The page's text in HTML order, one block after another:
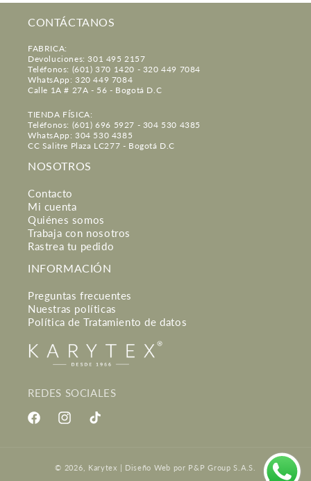
CONTÁCTANOS
FABRICA:
Devoluciones: 301 495 2157
Teléfonos: (601) 370 1420 - 320 449 7084
WhatsApp: 320 449 7084
Calle 1A # 27A - 56 - Bogotá D.C
TIENDA FÍSICA:
Teléfonos: (601) 696 5927 - 304 530 4385
WhatsApp: 304 530 4385
CC Salitre Plaza LC277 - Bogotá D.C
NOSOTROS
Contacto
Mi cuenta
Quiénes somos
Trabaja con nosotros
Rastrea tu pedido
INFORMACIÓN
Preguntas frecuentes
Nuestras políticas
Política de Tratamiento de datos
REDES SOCIALES
FacebookInstagramTikTok
Formas
© 2026, Karytex | Diseño Web por P&P Group S.A.S.